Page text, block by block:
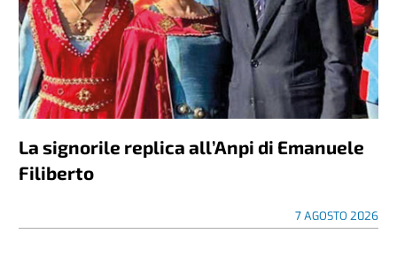
La signorile replica all’Anpi di Emanuele
Filiberto
7 AGOSTO 2026